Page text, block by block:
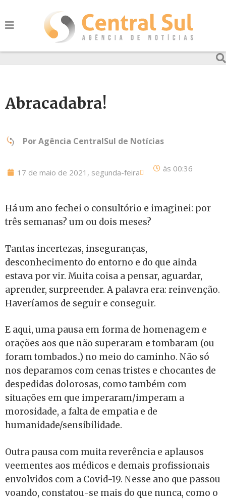
Abracadabra!
PorAgência CentralSul de Notícias
17 de maio de 2021, segunda-feira às 00:36
Há um ano fechei o consultório e imaginei: por
três semanas? um ou dois meses?
Tantas incertezas, inseguranças,
desconhecimento do entorno e do que ainda
estava por vir. Muita coisa a pensar, aguardar,
aprender, surpreender. A palavra era: reinvenção.
Haveríamos de seguir e conseguir.
E aqui, uma pausa em forma de homenagem e
orações aos que não superaram e tombaram (ou
foram tombados..) no meio do caminho. Não só
nos deparamos com cenas tristes e chocantes de
despedidas dolorosas, como também com
situações em que imperaram/imperam a
morosidade, a falta de empatia e de
humanidade/sensibilidade.
Outra pausa com muita reverência e aplausos
veementes aos médicos e demais profissionais
envolvidos com a Covid-19. Nesse ano que passou
voando, constatou-se mais do que nunca, como o